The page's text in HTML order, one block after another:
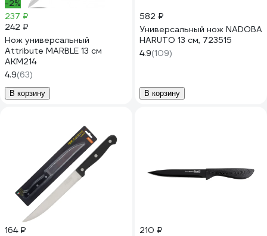
-2%
237 ₽
242 ₽
Нож универсальный
Attribute MARBLE 13 см
AKM214
4.9(63)
В корзину
582 ₽
Универсальный нож NADOBA
HARUTO 13 см, 723515
4.9(109)
В корзину
164 ₽
210 ₽